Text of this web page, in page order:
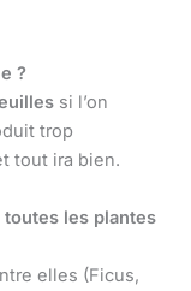
?
si l’on
trop
tout ira bien.
les plantes
elles (Ficus,